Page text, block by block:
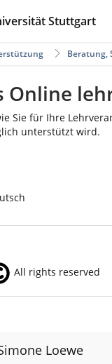
Stuttgart
Beratung,
Sie für Ihre
unterstützt wird.
All rights reserved
Loewe